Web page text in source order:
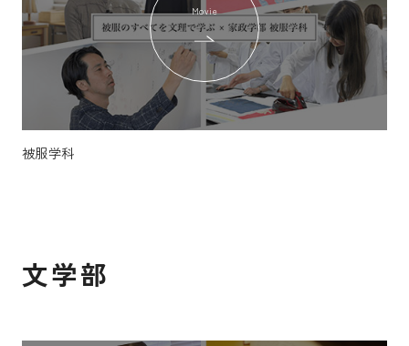
Movie
被服学科
文学部